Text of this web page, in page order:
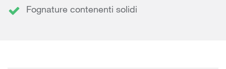
Fognature contenenti solidi